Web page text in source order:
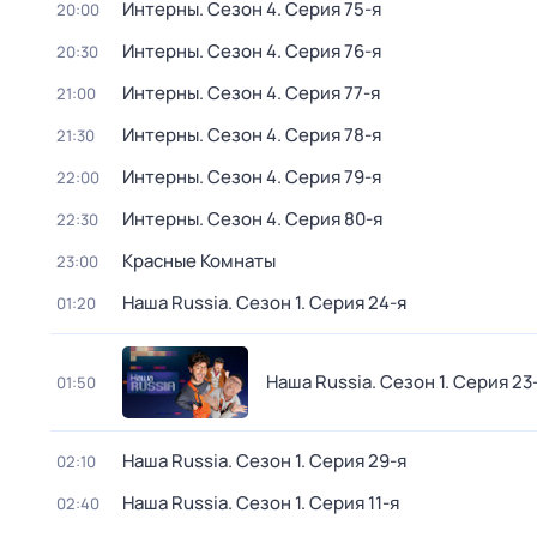
20:00 Интерны. Сезон 4. Серия 75-я
20:30 Интерны. Сезон 4. Серия 76-я
21:00 Интерны. Сезон 4. Серия 77-я
21:30 Интерны. Сезон 4. Серия 78-я
22:00 Интерны. Сезон 4. Серия 79-я
22:30 Интерны. Сезон 4. Серия 80-я
23:00 Красные Комнаты
01:20 Наша Russia. Сезон 1. Серия 24-я
01:50 Наша Russia. Сезон 1. Серия
02:10 Наша Russia. Сезон 1. Серия 29-я
02:40 Наша Russia. Сезон 1. Серия 11-я